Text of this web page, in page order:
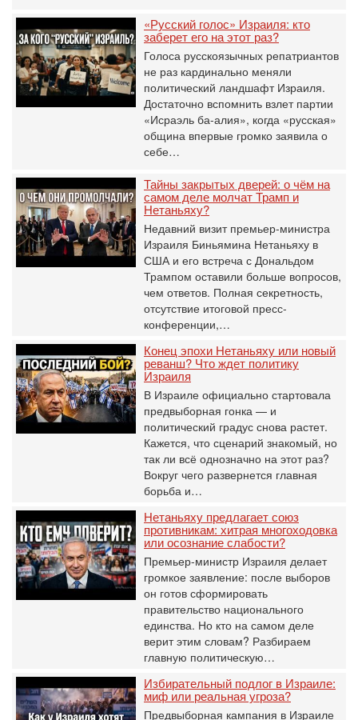
«Русский голос» Израиля: кто
заберет его на этот раз?
Голоса русскоязычных репатриантов
не раз кардинально меняли
политический ландшафт Израиля.
Достаточно вспомнить взлет партии
«Исраэль ба-алия», когда «русская»
община впервые громко заявила о
себе…
Тайны закрытых дверей: о чём на
самом деле молчат Трамп и
Нетаньяху?
Недавний визит премьер-министра
Израиля Биньямина Нетаньяху в
США и его встреча с Дональдом
Трампом оставили больше вопросов,
чем ответов. Полная секретность,
отсутствие итоговой пресс-
конференции,…
Конец эпохи Нетаньяху или новый
реванш? Что ждет политику
Израиля
В Израиле официально стартовала
предвыборная гонка — и
политический градус снова растет.
Кажется, что сценарий знакомый, но
так ли всё однозначно на этот раз?
Вокруг чего развернется главная
борьба и…
Нетаньяху предлагает союз
противникам: хитрая многоходовка
или осознание слабости?
Премьер-министр Израиля делает
громкое заявление: после выборов
он готов сформировать
правительство национального
единства. Но кто на самом деле
верит этим словам? Разбираем
главную политическую…
Избирательный подлог в Израиле:
миф или реальная угроза?
Предвыборная кампания в Израиле